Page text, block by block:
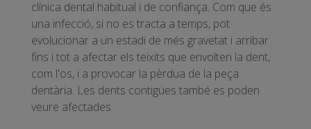
clínica dental habitual i de confiança. Com que és
una infecció, si no es tracta a temps, pot
evolucionar a un estadi de més gravetat i arribar
fins i tot a afectar els teixits que envolten la dent,
com l'os, i a provocar la pèrdua de la peça
dentària. Les dents contigües també es poden
veure afectades.